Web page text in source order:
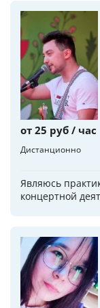
от 25 руб / час
Дистанционно
Являюсь
концертной